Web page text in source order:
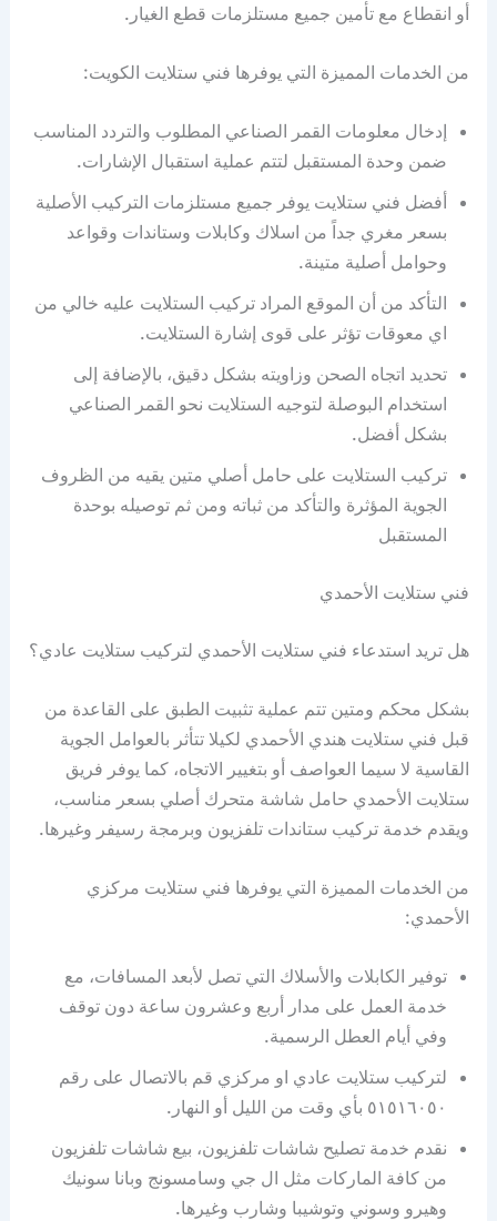
أو انقطاع مع تأمين جميع مستلزمات قطع الغيار.
من الخدمات المميزة التي يوفرها فني ستلايت الكويت:
إدخال معلومات القمر الصناعي المطلوب والتردد المناسب
ضمن وحدة المستقبل لتتم عملية استقبال الإشارات.
أفضل فني ستلايت يوفر جميع مستلزمات التركيب الأصلية
بسعر مغري جداً من اسلاك وكابلات وستاندات وقواعد
وحوامل أصلية متينة.
التأكد من أن الموقع المراد تركيب الستلايت عليه خالي من
اي معوقات تؤثر على قوى إشارة الستلايت.
تحديد اتجاه الصحن وزاويته بشكل دقيق، بالإضافة إلى
استخدام البوصلة لتوجيه الستلايت نحو القمر الصناعي
بشكل أفضل.
تركيب الستلايت على حامل أصلي متين يقيه من الظروف
الجوية المؤثرة والتأكد من ثباته ومن ثم توصيله بوحدة
المستقبل
فني ستلايت الأحمدي
هل تريد استدعاء فني ستلايت الأحمدي لتركيب ستلايت عادي؟
بشكل محكم ومتين تتم عملية تثبيت الطبق على القاعدة من
قبل فني ستلايت هندي الأحمدي لكيلا تتأثر بالعوامل الجوية
القاسية لا سيما العواصف أو بتغيير الاتجاه، كما يوفر فريق
ستلايت الأحمدي حامل شاشة متحرك أصلي بسعر مناسب،
ويقدم خدمة تركيب ستاندات تلفزيون وبرمجة رسيفر وغيرها.
من الخدمات المميزة التي يوفرها فني ستلايت مركزي
الأحمدي:
توفير الكابلات والأسلاك التي تصل لأبعد المسافات، مع
خدمة العمل على مدار أربع وعشرون ساعة دون توقف
وفي أيام العطل الرسمية.
لتركيب ستلايت عادي او مركزي قم بالاتصال على رقم
٥١٥١٦٠٥٠ بأي وقت من الليل أو النهار.
نقدم خدمة تصليح شاشات تلفزيون، بيع شاشات تلفزيون
من كافة الماركات مثل ال جي وسامسونج وبانا سونيك
وهيرو وسوني وتوشيبا وشارب وغيرها.